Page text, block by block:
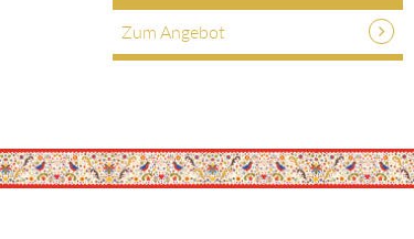
Zum Angebot